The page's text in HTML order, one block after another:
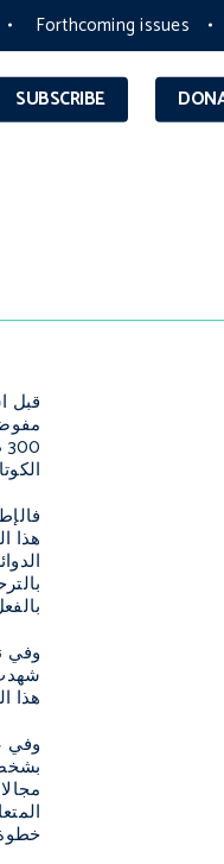
Forthcoming issues
SUBSCRIBE
قبل
هذا
هذا
وفي عام